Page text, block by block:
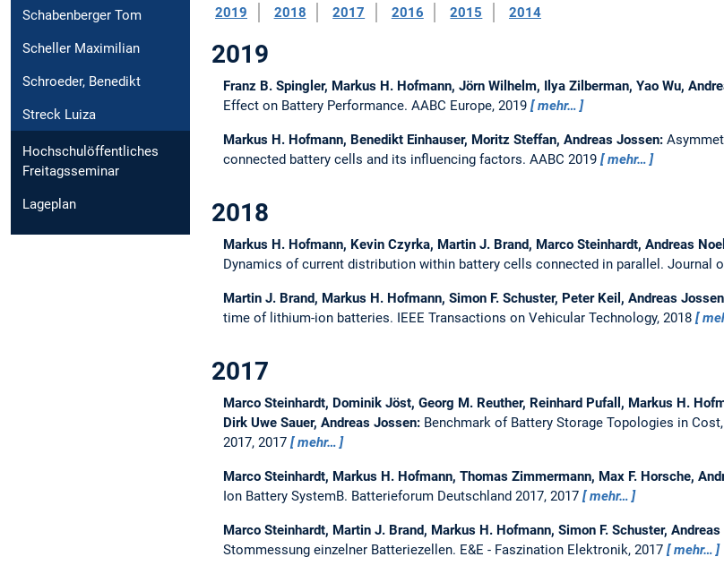
Schabenberger Tom
Scheller Maximilian
Schroeder, Benedikt
Streck Luiza
Hochschulöffentliches
Freitagsseminar
Lageplan
2019 2018 2017 2016 2015 2014
2019
Franz B. Spingler, Markus H. Hofmann, Jörn Wilhelm, Ilya Zilberman, Yao Wu,
Effect on Battery Performance. AABC Europe, 2019 mehr…
Markus H. Hofmann, Benedikt Einhauser, Moritz Steffan, Andreas Jossen:
connected battery cells and its influencing factors. AABC 2019 mehr…
2018
Markus H. Hofmann, Kevin Czyrka, Martin J. Brand, Marco Steinhardt, Andreas
Dynamics of current distribution within battery cells connected in parallel. Journal
Martin J. Brand, Markus H. Hofmann, Simon F. Schuster, Peter Keil, Andreas
time of lithium-ion batteries. IEEE Transactions on Vehicular Technology, 2018
2017
Marco Steinhardt, Dominik Jöst, Georg M. Reuther, Reinhard Pufall, Markus H.
Dirk Uwe Sauer, Andreas Jossen: Benchmark of Battery Storage Topologies in
2017, 2017
mehr…
Marco Steinhardt, Markus H. Hofmann, Thomas Zimmermann, Max F. Horsche,
Ion Battery SystemB. Batterieforum Deutschland 2017, 2017 mehr…
Marco Steinhardt, Martin J. Brand, Markus H. Hofmann, Simon F. Schuster,
Stommessung einzelner Batteriezellen. E&E - Faszination Elektronik, 2017 mehr…